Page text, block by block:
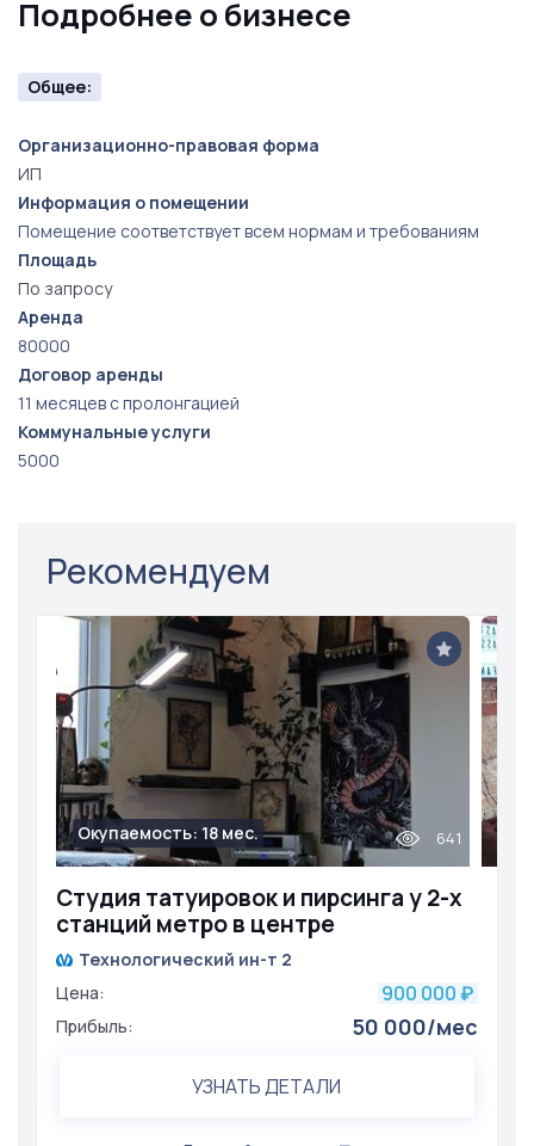
современного спроса на уникальные и качественные
возможность внести свои идеи и улучшения, а также
воспользоваться продуманными маркетинговыми
стратегиями, уже установленными в салоне. Не
упустите шанс стать частью мира искусства и
творчества, приобретая этот уникальный бизнес,
который гарантирует удовлетворение не только
финансовых ожиданий, но и позволит полностью
раскрыть ваш творческий потенциа
Подробнее о бизнесе
Общее:
Организационно-правовая форма
ИП
Информация о помещении
Помещение соответствует всем нормам и требованиям
Площадь
По запросу
Аренда
80000
Договор аренды
11 месяцев с пролонгацией
Коммунальные услуги
5000
Рекомендуем
Студия татуировок и пирсинга у 2-х
станций метро в центре
Окупаемость: 18 мес. 641
Технологический ин-т 2
Цена:
900 000 ₽
Прибыль: 50 000/мес
УЗНАТЬ ДЕТАЛИ